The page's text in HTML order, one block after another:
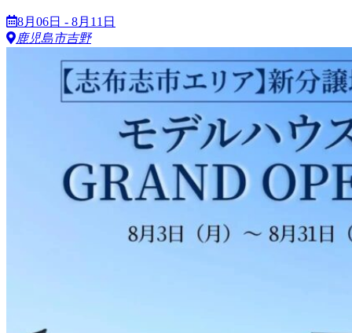
8月06日 - 8月11日
鹿児島市吉野